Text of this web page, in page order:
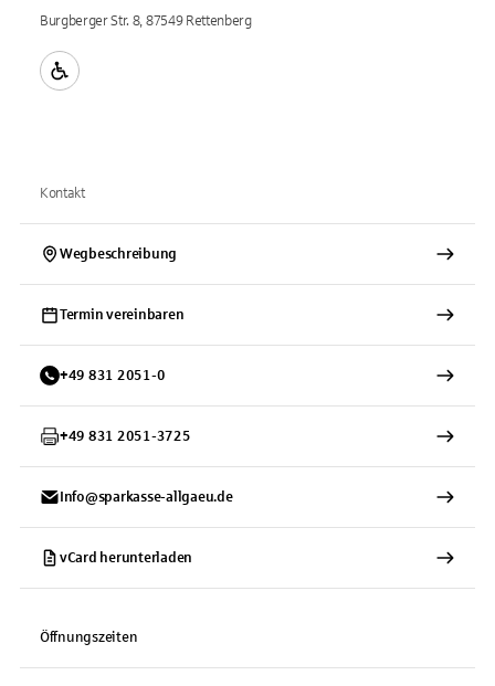
Burgberger Str. 8, 87549 Rettenberg
Kontakt
Wegbeschreibung
Termin vereinbaren
+49 831 2051-0
+49 831 2051-3725
Info@sparkasse-allgaeu.de
vCard herunterladen
Öffnungszeiten